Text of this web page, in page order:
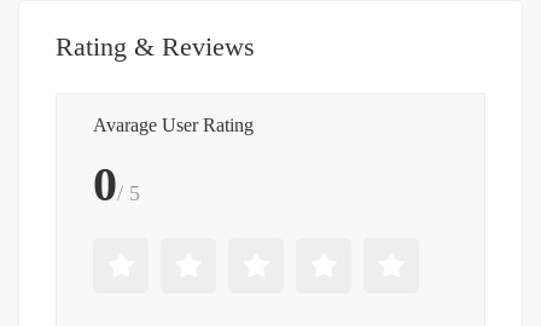
Rating & Reviews
Avarage User Rating
0/ 5